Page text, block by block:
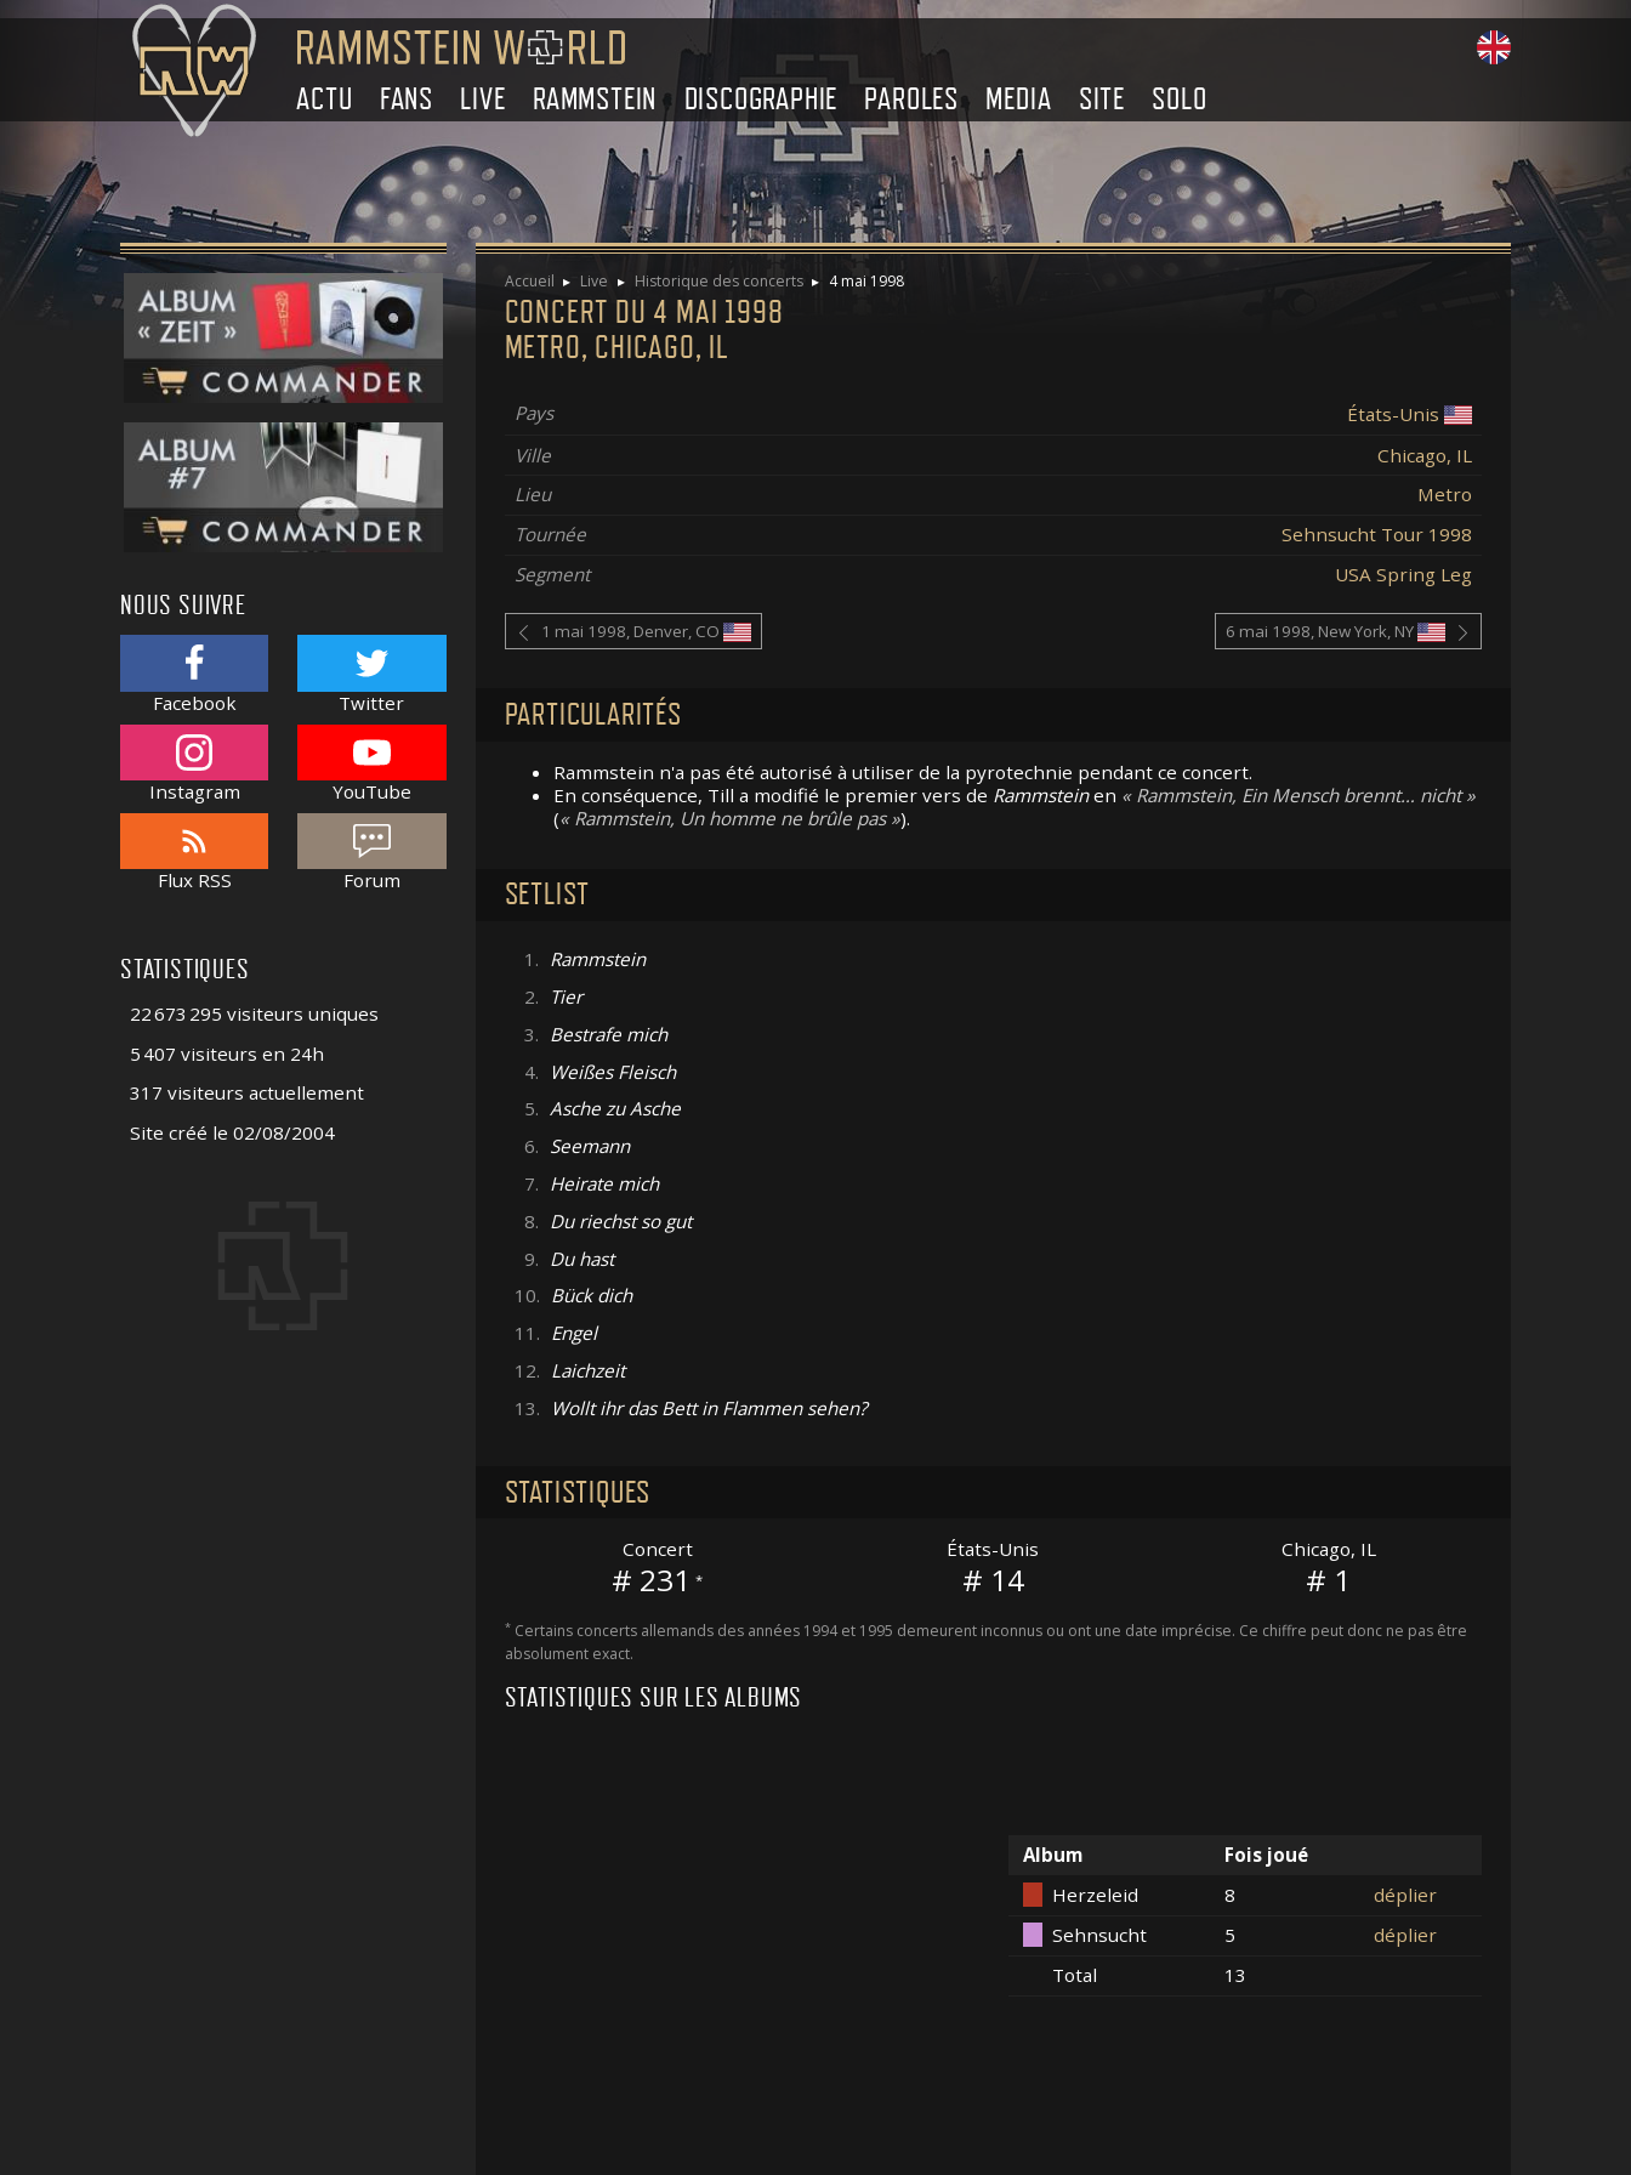
ACTU FANS LIVE RAMMSTEIN DISCOGRAPHIE PAROLES MEDIA SITE SOLO
Accueil Live Historique des concerts 4 mai 1998
CONCERT DU 4 MAI 1998
METRO, CHICAGO, IL
Pays
États-Unis
Ville
Chicago, IL
Lieu
Metro
Tournée
Sehnsucht Tour 1998
Segment
USA Spring Leg
1 mai 1998, Denver, CO 6 mai 1998, New York, NY
PARTICULARITÉS
Rammstein n'a pas été autorisé à utiliser de la pyrotechnie pendant ce concert.
En conséquence, Till a modifié le premier vers de Rammsteinen
Rammstein, Ein Mensch brennt… nicht
(
Rammstein, Un homme ne brûle pas ).
SETLIST
1. Rammstein
2. Tier
3. Bestrafe mich
4.
Weißes Fleisch
5. Asche zu Asche
6. Seemann
7. Heirate mich
8. Du riechst so gut
9. Du hast
10. Bück dich
11. Engel
12. Laichzeit
13.
Wollt ihr das Bett in Flammen sehen?
STATISTIQUES
Concert
# 231 *
États-Unis
# 14
Chicago, IL
# 1
*Certains concerts allemands des années 1994 et 1995 demeurent inconnus ou ont une date imprécise. Ce chiffre peut donc ne pas être
absolument exact.
STATISTIQUES SUR LES ALBUMS
Album
Fois joué
Herzeleid
8
déplier
Sehnsucht
5
déplier
Total
13
NOUS SUIVRE
Facebook Twitter
Instagram YouTube
Flux RSS Forum
STATISTIQUES
22 673 295 visiteurs uniques
5 407 visiteurs en 24h
317 visiteurs actuellement
Site créé le 02/08/2004